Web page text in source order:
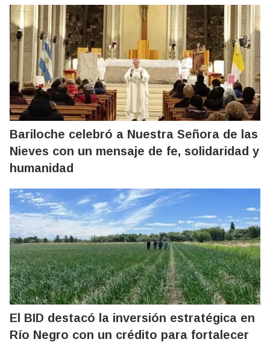
Bariloche celebró a Nuestra Señora de las
Nieves con un mensaje de fe, solidaridad y
humanidad
El BID destacó la inversión estratégica en
Río Negro con un crédito para fortalecer